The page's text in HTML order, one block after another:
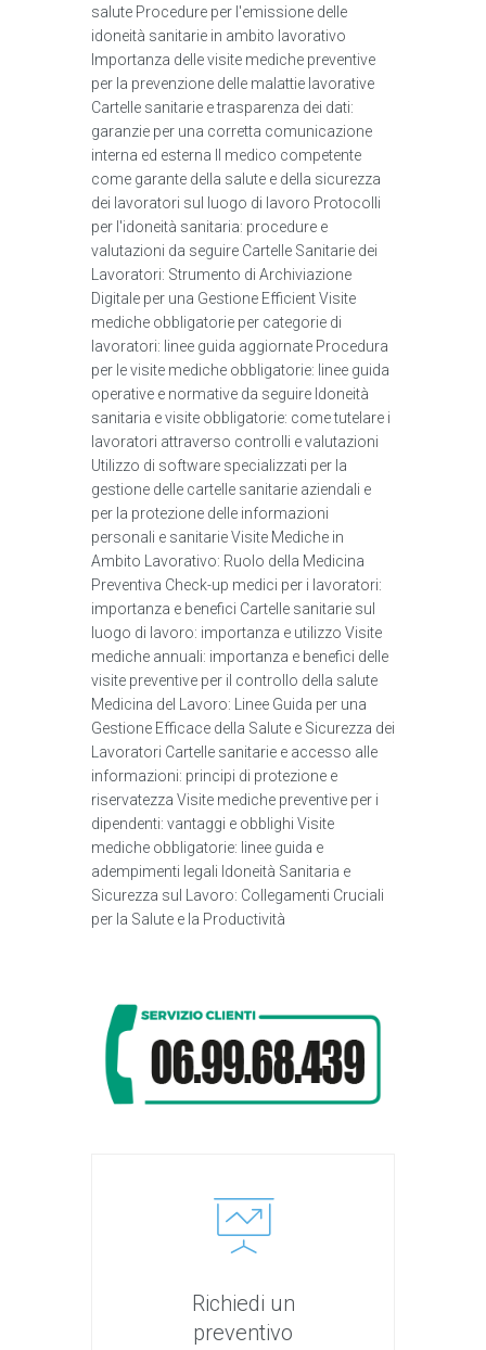
salute Procedure per l'emissione delle
idoneità sanitarie in ambito lavorativo
Importanza delle visite mediche preventive
per la prevenzione delle malattie lavorative
Cartelle sanitarie e trasparenza dei dati:
garanzie per una corretta comunicazione
interna ed esterna Il medico competente
come garante della salute e della sicurezza
dei lavoratori sul luogo di lavoro Protocolli
per l'idoneità sanitaria: procedure e
valutazioni da seguire Cartelle Sanitarie dei
Lavoratori: Strumento di Archiviazione
Digitale per una Gestione Efficient Visite
mediche obbligatorie per categorie di
lavoratori: linee guida aggiornate Procedura
per le visite mediche obbligatorie: linee guida
operative e normative da seguire Idoneità
sanitaria e visite obbligatorie: come tutelare i
lavoratori attraverso controlli e valutazioni
Utilizzo di software specializzati per la
gestione delle cartelle sanitarie aziendali e
per la protezione delle informazioni
personali e sanitarie Visite Mediche in
Ambito Lavorativo: Ruolo della Medicina
Preventiva Check-up medici per i lavoratori:
importanza e benefici Cartelle sanitarie sul
luogo di lavoro: importanza e utilizzo Visite
mediche annuali: importanza e benefici delle
visite preventive per il controllo della salute
Medicina del Lavoro: Linee Guida per una
Gestione Efficace della Salute e Sicurezza dei
Lavoratori Cartelle sanitarie e accesso alle
informazioni: principi di protezione e
riservatezza Visite mediche preventive per i
dipendenti: vantaggi e obblighi Visite
mediche obbligatorie: linee guida e
adempimenti legali Idoneità Sanitaria e
Sicurezza sul Lavoro: Collegamenti Cruciali
per la Salute e la Productività
Richiedi un
preventivo